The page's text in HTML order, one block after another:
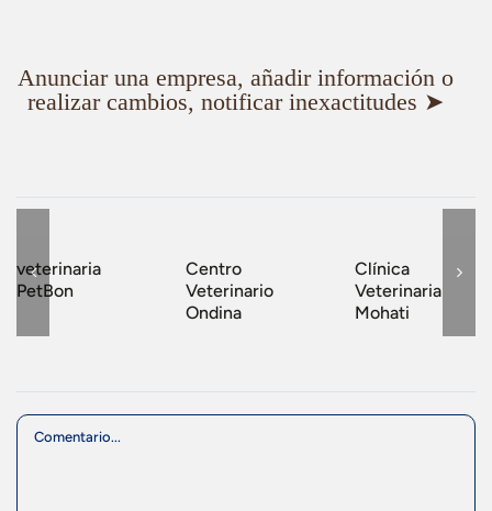
Anunciar una empresa, añadir información o
realizar cambios, notificar inexactitudes ➤
veterinaria
PetBon
Centro
Veterinario
Ondina
Clínica
Veterinaria
Mohati
Comment